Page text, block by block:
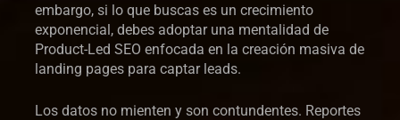
embargo, si lo que buscas es un crecimiento
exponencial, debes adoptar una mentalidad de
Product-Led SEO enfocada en la creación masiva de
landing pages para captar leads.
Los datos no mienten y son contundentes. Reportes